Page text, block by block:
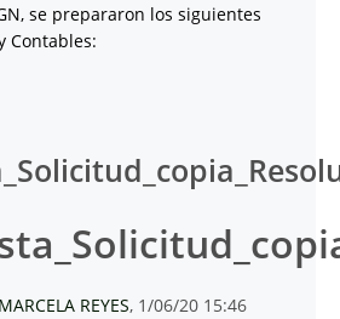
se prepararon los siguientes
Contables:
REYES, 1/06/20 15:46